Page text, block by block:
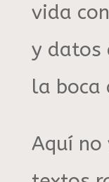
vida
y datos
la boca
Aquí no